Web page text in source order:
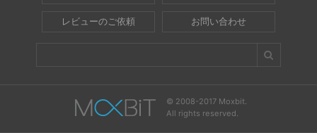
レビューのご依頼 お問い合わせ
© 2008-2017 Moxbit.
All rights reserved.